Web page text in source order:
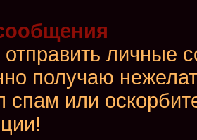
личные
получаю
спам или